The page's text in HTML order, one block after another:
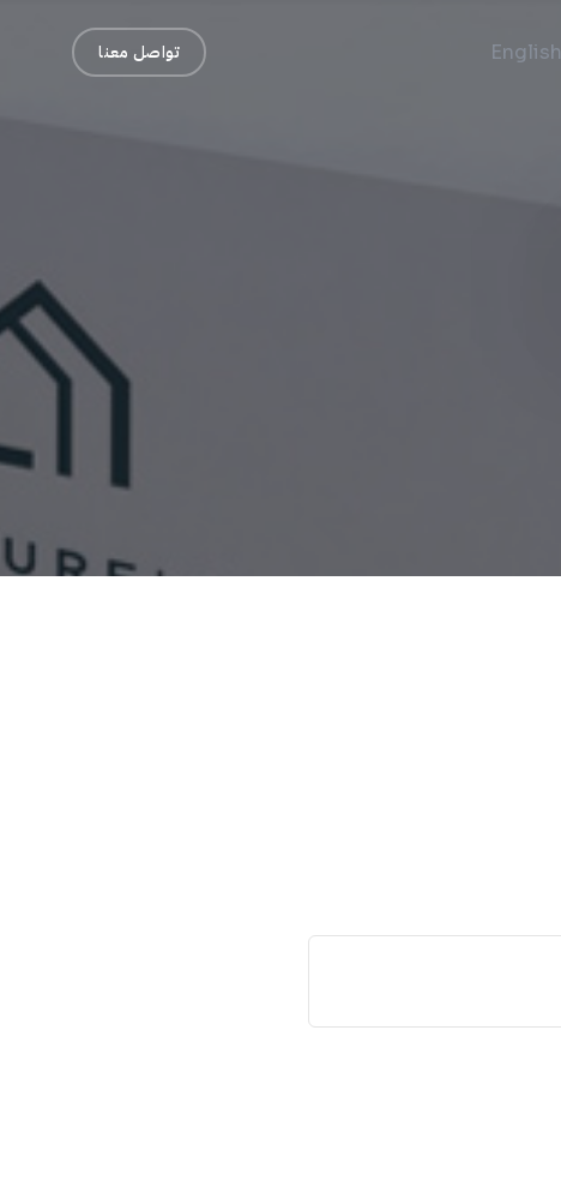
English تواصل معنا